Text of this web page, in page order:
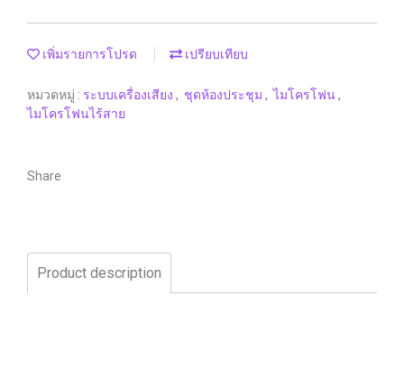
เพิ่มรายการโปรด เปรียบเทียบ
หมวดหมู่ : ระบบเครื่องเสียง , ชุดห้องประชุม , ไมโครโฟน,
ไมโครโฟนไร้สาย
Share
Product description